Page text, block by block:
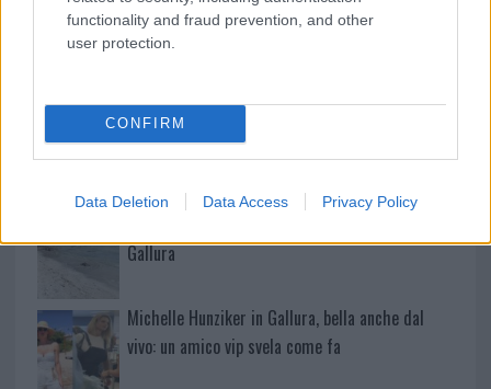
functionality and fraud prevention, and other
user protection.
CONFIRM
Data Deletion Data Access Privacy Policy
A fuoco un deposito con bombole, intervento dei
Ristorante distrutto dalle fiamme a La
Maddalena, incendio a Monti d’à rena
Gallura
Michelle Hunziker in Gallura, bella anche dal
vivo: un amico vip svela come fa